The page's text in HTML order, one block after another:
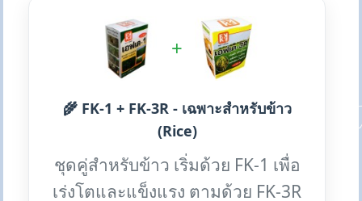
+
🌾 FK-1 + FK-3R - เฉพาะสำหรับข้าว
(Rice)
ชุดคู่สำหรับข้าว เริ่มด้วย FK-1 เพื่อ
เร่งโตและแข็งแรง ตามด้วย FK-3R